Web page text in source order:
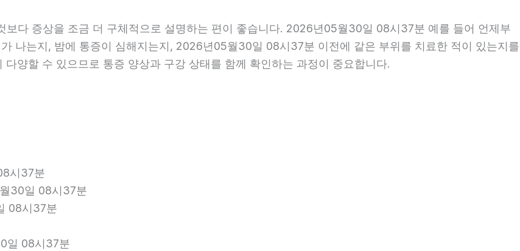
보다 증상을 조금 더 구체적으로 설명하는 편이 좋습니다. 2026년05월30일 08시37분 예를 들어 언제부
나는지, 밤에 통증이 심해지는지, 2026년05월30일 08시37분 이전에 같은 부위를 치료한 적이 있는지를
양할 수 있으므로 통증 양상과 구강 상태를 함께 확인하는 과정이 중요합니다.
시37분
30일 08시37분
08시37분
일 08시37분